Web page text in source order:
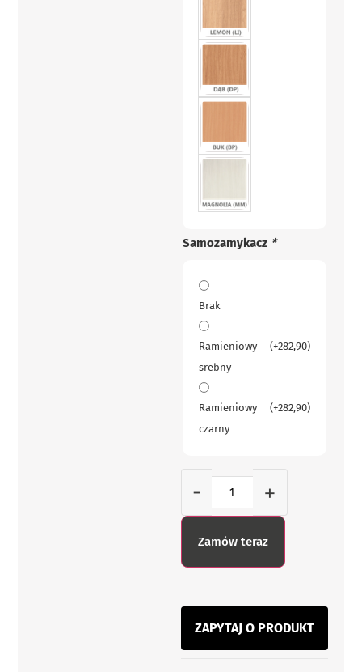
Samozamykacz *
Brak
Ramieniowy
srebny
(+282,90)
Ramieniowy
czarny
(+282,90)
- +
Zamów teraz
ZAPYTAJ O PRODUKT